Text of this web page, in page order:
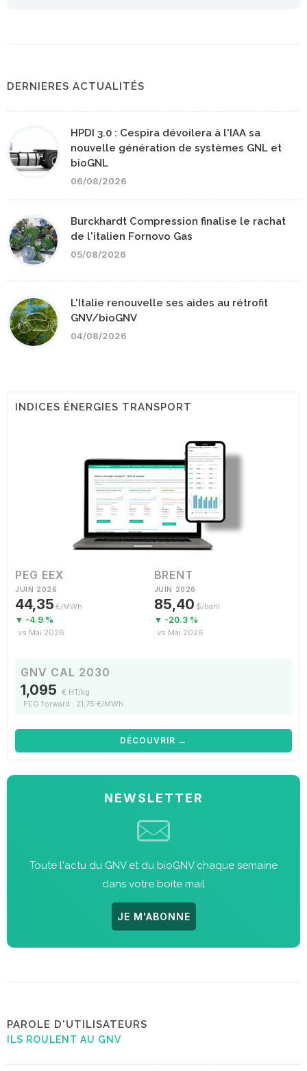
DERNIERES ACTUALITÉS
HPDI 3.0 : Cespira dévoilera à l'IAA sa
nouvelle génération de systèmes GNL et
bioGNL
06/08/2026
Burckhardt Compression finalise le rachat
de l'italien Fornovo Gas
05/08/2026
L'Italie renouvelle ses aides au rétrofit
GNV/bioGNV
04/08/2026
INDICES ÉNERGIES TRANSPORT
PEG EEX
JUIN 2026
44,35 €/MWh
▼ -4.9 %
vs Mai 2026
BRENT
JUIN 2026
85,40 $/baril
▼ -20.3 %
vs Mai 2026
GNV CAL 2030
1,095 € HT/kg
PEG forward : 21,75 €/MWh
DÉCOUVRIR →
NEWSLETTER
Toute l'actu du GNV et du bioGNV chaque semaine
dans votre boite mail
JE M'ABONNE
PAROLE D'UTILISATEURS
ILS ROULENT AU GNV